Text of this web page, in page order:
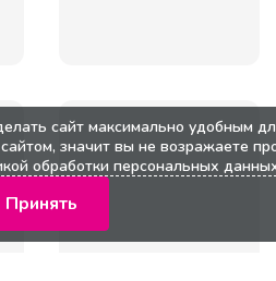
сайт максимально удобным
значит вы не возражаете
обработки персональных
Принять